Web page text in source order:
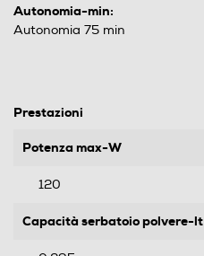
Autonomia-min:
Autonomia 75 min
Prestazioni
Potenza max-W
120
Capacità serbatoio polvere-lt